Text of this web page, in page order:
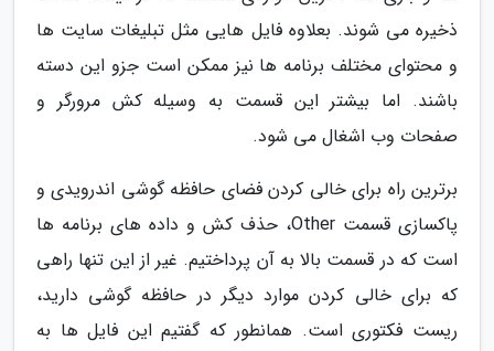
ذخیره می شوند. بعلاوه فایل هایی مثل تبلیغات سایت ها
و محتوای مختلف برنامه ها نیز ممکن است جزو این دسته
باشند. اما بیشتر این قسمت به وسیله کش مرورگر و
صفحات وب اشغال می شود.
برترین راه برای خالی کردن فضای حافظه گوشی اندرویدی و
پاکسازی قسمت Other، حذف کش و داده های برنامه ها
است که در قسمت بالا به آن پرداختیم. غیر از این تنها راهی
که برای خالی کردن موارد دیگر در حافظه گوشی دارید،
ریست فکتوری است. همانطور که گفتیم این فایل ها به